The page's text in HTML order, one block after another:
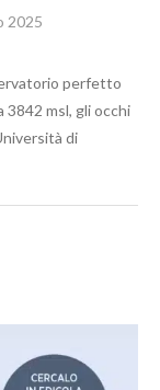
2025
perfetto
3842 msl, gli occhi
di